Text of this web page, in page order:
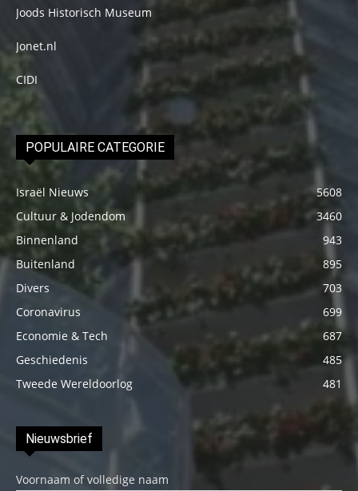
Joods Historisch Museum
Jonet.nl
CIDI
POPULAIRE CATEGORIE
Israël Nieuws
5608
Cultuur & Jodendom
3460
Binnenland
943
Buitenland
895
Divers
703
Coronavirus
699
Economie & Tech
687
Geschiedenis
485
Tweede Wereldoorlog
481
Nieuwsbrief
Voornaam of volledige naam